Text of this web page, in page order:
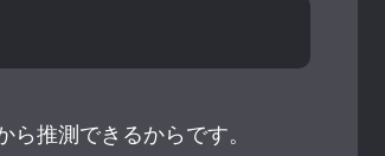
推測できるからです。